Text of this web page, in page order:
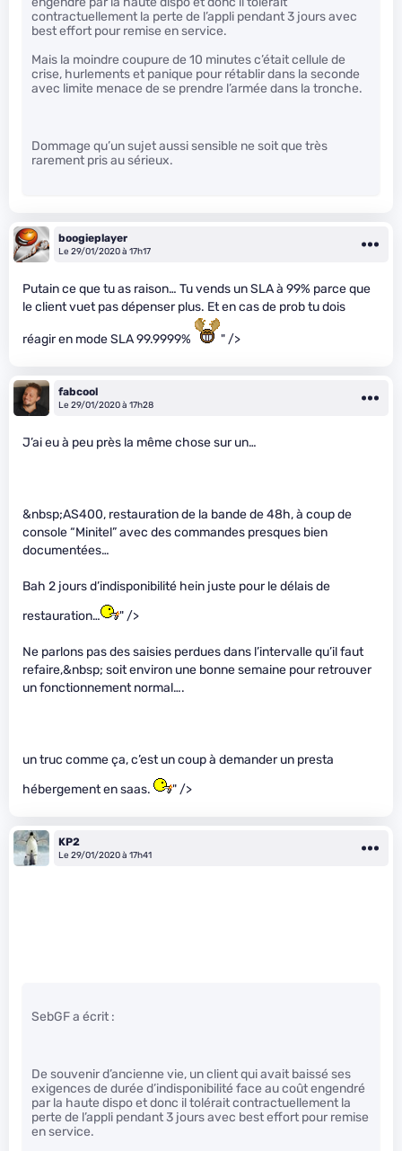
contractuellement la perte de l’appli pendant 3 jours avec
best effort pour remise en service.
Mais la moindre coupure de 10 minutes c’était cellule de
crise, hurlements et panique pour rétablir dans la seconde
avec limite menace de se prendre l’armée dans la tronche.
Dommage qu’un sujet aussi sensible ne soit que très
rarement pris au sérieux.
boogieplayer
Le 29/01/2020 à 17h17
Putain ce que tu as raison… Tu vends un SLA à 99% parce que
le client vuet pas dépenser plus. Et en cas de prob tu dois
réagir en mode SLA 99.9999% " />
fabcool
Le 29/01/2020 à 17h28
J’ai eu à peu près la même chose sur un…
&nbsp;AS400, restauration de la bande de 48h, à coup de
console “Minitel” avec des commandes presques bien
documentées…
Bah 2 jours d’indisponibilité hein juste pour le délais de
restauration…
" />
Ne parlons pas des saisies perdues dans l’intervalle qu’il faut
refaire,&nbsp; soit environ une bonne semaine pour retrouver
un fonctionnement normal….
un truc comme ça, c’est un coup à demander un presta
hébergement en saas.
" />
KP2
Le 29/01/2020 à 17h41
SebGF a écrit :
De souvenir d’ancienne vie, un client qui avait baissé ses
exigences de durée d’indisponibilité face au coût engendré
par la haute dispo et donc il tolérait contractuellement la
perte de l’appli pendant 3 jours avec best effort pour remise
en service.